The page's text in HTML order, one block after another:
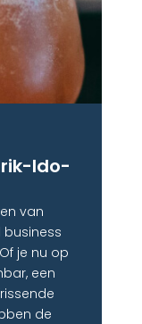
Ido-
van
business
je nu op
een
de